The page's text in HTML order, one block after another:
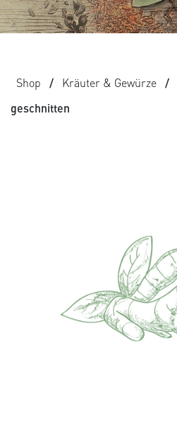
Shop / Kräuter & Gewürze /
geschnitten